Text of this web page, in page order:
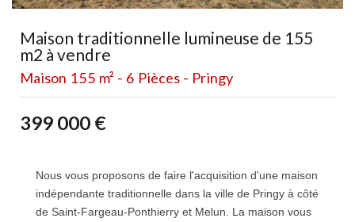
Maison traditionnelle lumineuse de 155
m2 à vendre
Maison 155 m² - 6 Pièces - Pringy
399 000 €
Nous vous proposons de faire l'acquisition d'une maison
indépendante traditionnelle dans la ville de Pringy à côté
de Saint-Fargeau-Ponthierry et Melun. La maison vous